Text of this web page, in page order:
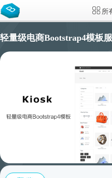
所
轻量级电商Bootstrap4模板